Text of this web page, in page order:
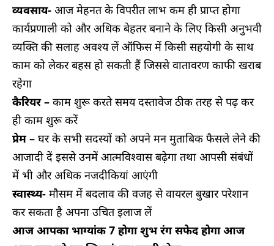
व्यवसाय- आज मेहनत के विपरीत लाभ कम ही प्राप्त होगा
कार्यप्रणाली को और अधिक बेहतर बनाने के लिए किसी अनुभवी
व्यक्ति की सलाह अवश्य लें ऑफिस में किसी सहयोगी के साथ
काम को लेकर बहस हो सकती हैं जिससे वातावरण काफी खराब
रहेगा
कैरियर – काम शुरू करते समय दस्तावेज ठीक तरह से पढ़ कर
ही काम शुरू करें
प्रेम – घर के सभी सदस्यों को अपने मन मुताबिक फैसले लेने की
आजादी दें इससे उनमें आत्मविश्वास बढ़ेगा तथा आपसी संबंधों
में भी और अधिक नजदीकियां आएंगी
स्वास्थ्य- मौसम में बदलाव की वजह से वायरल बुखार परेशान
कर सकता है अपना उचित इलाज लें
आज आपका भाग्यांक 7 होगा शुभ रंग सफेद होगा आज